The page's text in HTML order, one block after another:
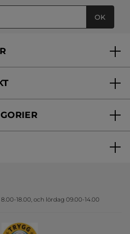
OK
18.00, och lördag 09.00-14.00